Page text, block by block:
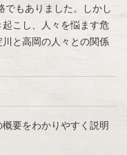
でもありました。しかし
こし、人々を悩ます危
と高岡の人々との関係
要をわかりやすく説明